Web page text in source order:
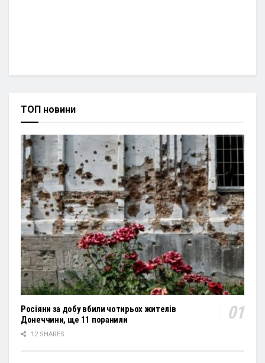
ТОП новини
Росіяни за добу вбили чотирьох жителів
Донеччини, ще 11 поранили
12 SHARES